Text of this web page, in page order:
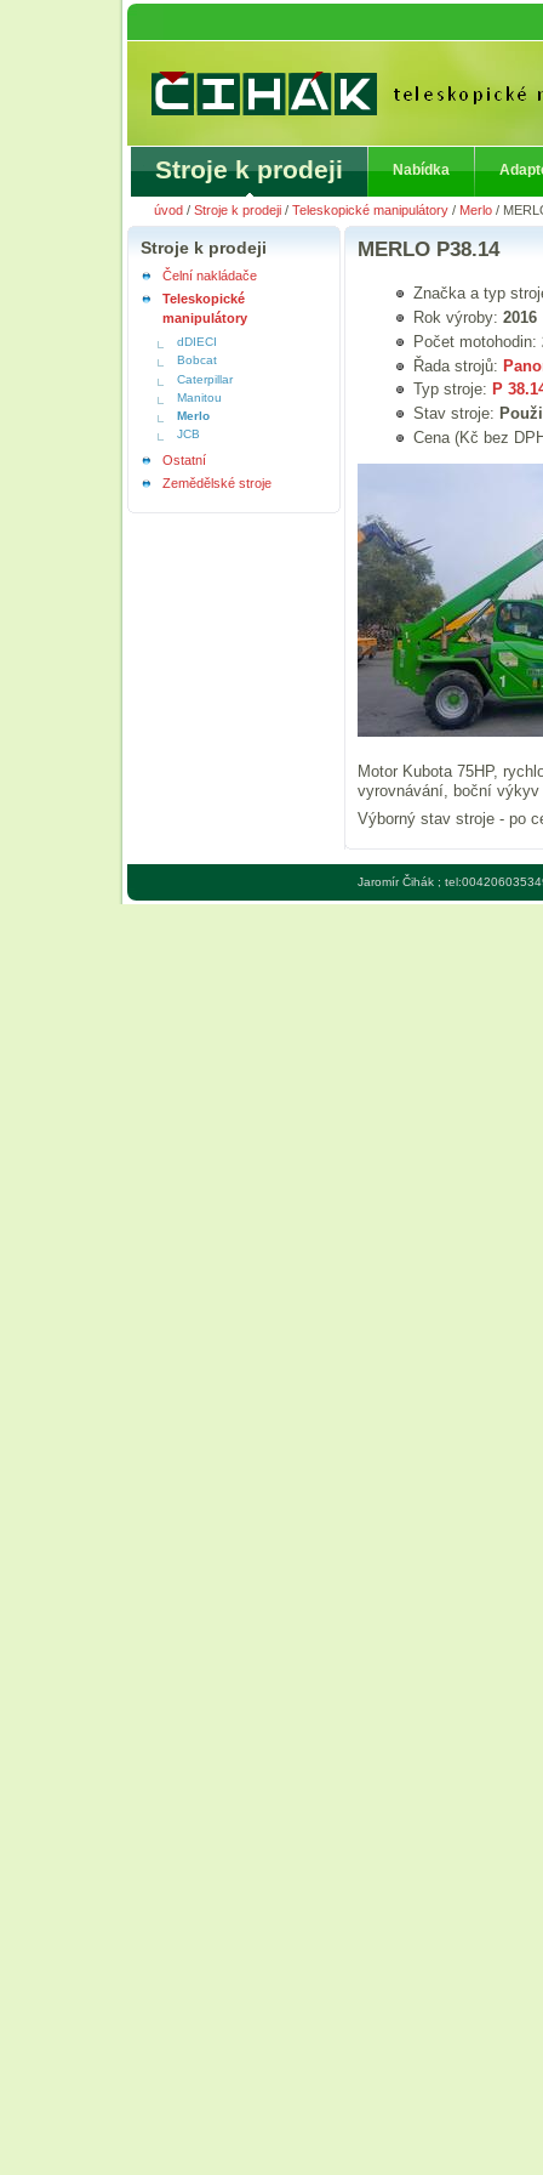
Stroje k prodeji Nabídka
úvod / Stroje k prodeji / Teleskopické manipulátory / Merlo /
Stroje k prodeji
Čelní nakládače
Teleskopické
manipulátory
dDIECI
Bobcat
Caterpillar
Manitou
Merlo
JCB
Ostatní
Zemědělské stroje
MERLO P38.14
Značka a typ
Rok výroby: 2016
Počet motohodin:
Řada strojů:
Typ stroje: P
Stav stroje:
Cena (Kč bez
Motor Kubota 75HP,
vyrovnávání, boční výkyv
Výborný stav stroje - po
Jaromír Čihák ;